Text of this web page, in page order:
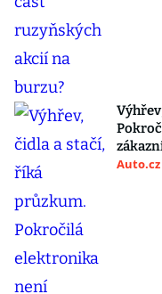
Auto.cz